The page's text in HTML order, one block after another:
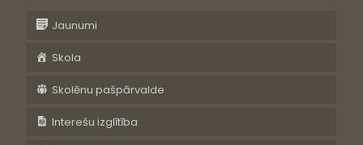
Jaunumi
Skola
Skolēnu pašpārvalde
Interešu izglītība